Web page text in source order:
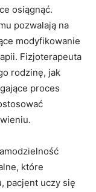
osiągnąć.
pozwalają na
modyfikowanie
Fizjoterapeuta
rodzinę, jak
proces
które
pacjent uczy się